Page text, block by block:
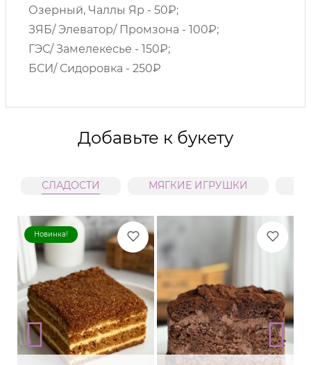
Озерный, Чаллы Яр - 50₽;
ЗЯБ/ Элеватор/ Промзона - 100₽;
ГЭС/ Замелекесье - 150₽;
БСИ/ Сидоровка - 250₽
Добавьте к букету
СЛАДОСТИ МЯГКИЕ ИГРУШКИ
Новинка!